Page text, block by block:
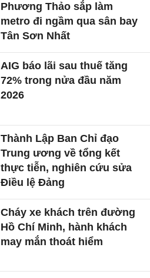
Phương Thảo sắp làm
metro đi ngầm qua sân bay
Tân Sơn Nhất
AIG báo lãi sau thuế tăng
72% trong nửa đầu năm
2026
Thành Lập Ban Chỉ đạo
Trung ương về tổng kết
thực tiễn, nghiên cứu sửa
Điều lệ Đảng
Cháy xe khách trên đường
Hồ Chí Minh, hành khách
may mắn thoát hiểm